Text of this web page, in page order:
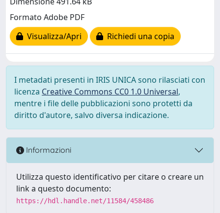
Formato Adobe PDF
Visualizza/Apri
Richiedi una copia
I metadati presenti in IRIS UNICA sono rilasciati con
licenza Creative Commons CC0 1.0 Universal,
mentre i file delle pubblicazioni sono protetti da
diritto d'autore, salvo diversa indicazione.
Informazioni
Utilizza questo identificativo per citare o creare un
link a questo documento:
https://hdl.handle.net/11584/458486